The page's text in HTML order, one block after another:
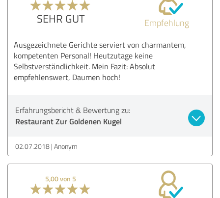
SEHR GUT Empfehlung
Ausgezeichnete Gerichte serviert von charmantem,
kompetenten Personal! Heutzutage keine
Selbstverständlichkeit. Mein Fazit: Absolut
empfehlenswert, Daumen hoch!
Erfahrungsbericht & Bewertung zu:
Restaurant Zur Goldenen Kugel
02.07.2018 Anonym
5,00 von 5